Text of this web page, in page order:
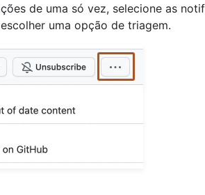
de uma só vez, selecione as
uma opção de triagem.